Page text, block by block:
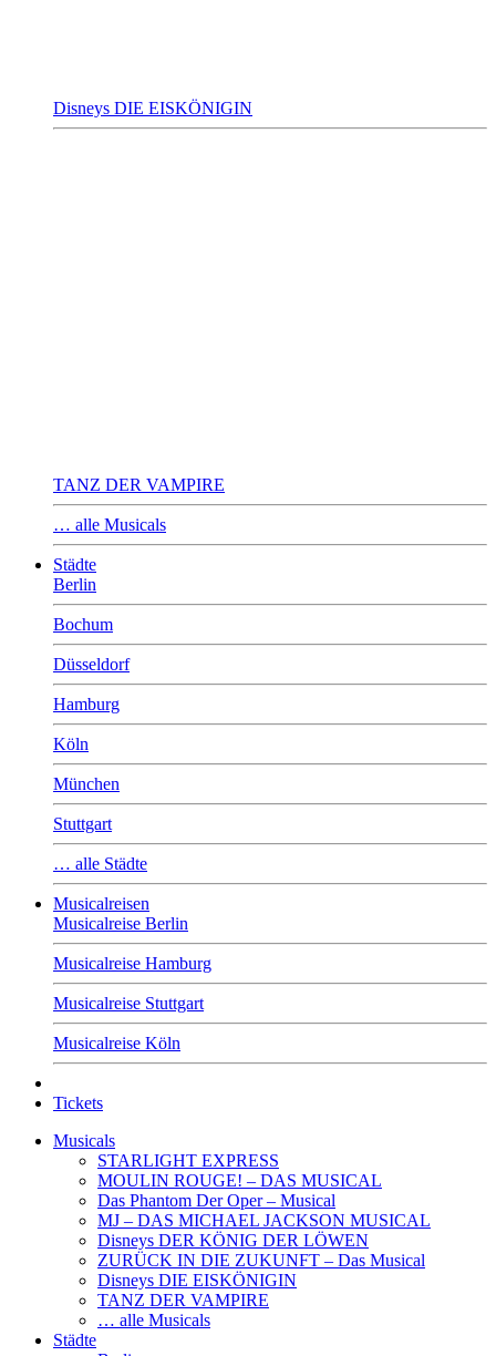
Disneys DIE EISKÖNIGIN
TANZ DER VAMPIRE
… alle Musicals
Städte
Berlin
Bochum
Düsseldorf
Hamburg
Köln
München
Stuttgart
… alle Städte
Musicalreisen
Musicalreise Berlin
Musicalreise Hamburg
Musicalreise Stuttgart
Musicalreise Köln
Tickets
Musicals
STARLIGHT EXPRESS
MOULIN ROUGE! – DAS MUSICAL
Das Phantom Der Oper – Musical
MJ – DAS MICHAEL JACKSON MUSICAL
Disneys DER KÖNIG DER LÖWEN
ZURÜCK IN DIE ZUKUNFT – Das Musical
Disneys DIE EISKÖNIGIN
TANZ DER VAMPIRE
… alle Musicals
Städte